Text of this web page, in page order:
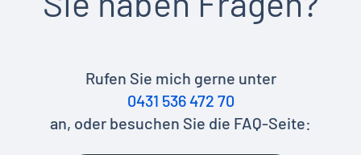
Rufen Sie mich gerne unter
0431 536 472 70
an, oder besuchen Sie die FAQ-Seite: